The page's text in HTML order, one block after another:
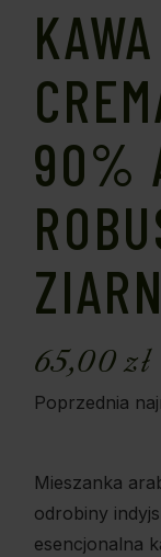
90%
65,00zł
Poprzednia
Mieszanka
odrobiny
esencjonalna